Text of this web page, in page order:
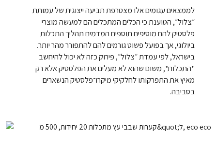
לממצאים עגומים אלו מצטרפת תביעה ייצוגית של עמותת
״צלול״, הטוענת כי הכלים המתכלים הם למעשה מוצרי
פלסטיק להם מוסיפים תוספים המדמים תהליך התכלות
ביולוגי, אך בפועל פשוט גורמים להם להתפורר מהר יותר.
בישראל, לפי עמדת ״צלול״, פירוק כזה לא יכול להיחשב
"התכלות", משום שהוא לא מעלים את הפלסטיק אלא רק
מאיץ את התפרקותו לחלקיקי מיקרו־פלסטיק הנשארים
בסביבה.